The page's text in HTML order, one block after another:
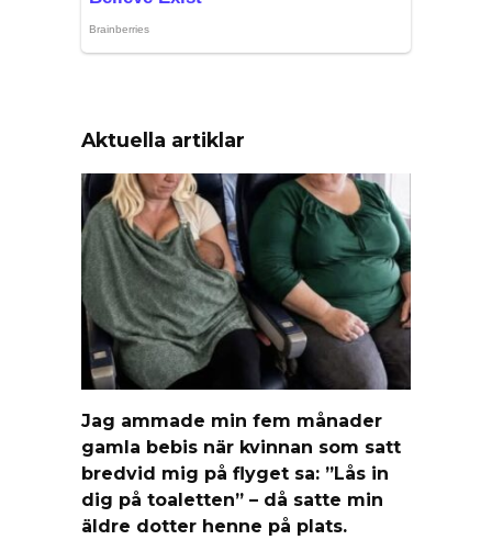
Aktuella artiklar
Jag ammade min fem månader
gamla bebis när kvinnan som satt
bredvid mig på flyget sa: ”Lås in
dig på toaletten” – då satte min
äldre dotter henne på plats.